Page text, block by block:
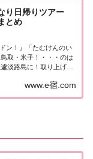
り日帰りツアー
とめ
ン！』「たむけんのい
取・米子！・・・のは
淡路島に！取り上げら
ツアー』は、石橋商店
前日東京で仕事だ...
www.e宿.com